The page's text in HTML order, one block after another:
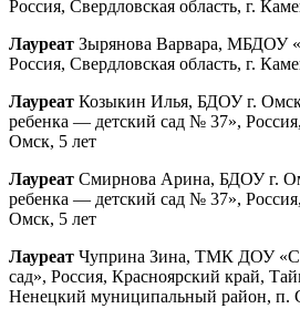
Россия, Свердловская область, г.
Лауреат Зырянова Варвара, МБДОУ
Россия, Свердловская область, г.
Лауреат Козыкин Илья, БДОУ г.
ребенка — детский сад № 37»,
Омск, 5 лет
Лауреат Смирнова Арина, БДОУ г.
ребенка — детский сад № 37»,
Омск, 5 лет
Лауреат Чуприна Зина, ТМК ДОУ
сад», Россия, Красноярский край,
Ненецкий муниципальный район, п.